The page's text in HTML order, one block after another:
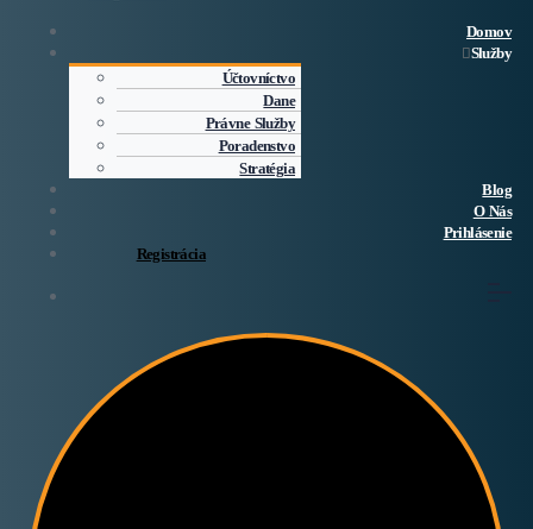
Domov
Služby
Účtovníctvo
Dane
Právne Služby
Poradenstvo
Stratégia
Blog
O Nás
Prihlásenie
Registrácia